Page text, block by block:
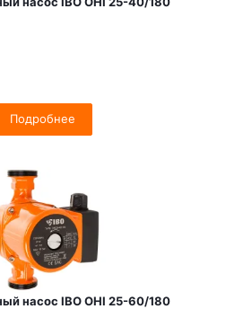
Подробнее
насос IBO OHI 25-60/180